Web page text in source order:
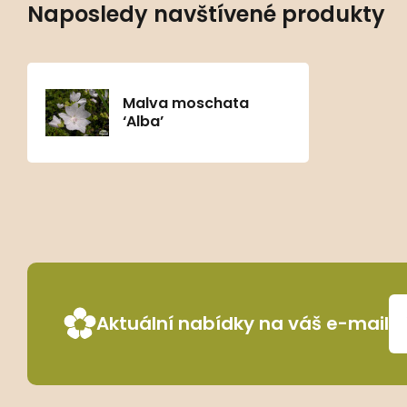
Naposledy navštívené produkty
Malva moschata
‘Alba’
Aktuální nabídky na váš e-mail